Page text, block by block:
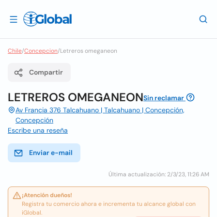
Chile/Concepcion/Letreros omeganeon
Compartir
LETREROS OMEGANEONSin reclamar
Av Francia 376 Talcahuano | Talcahuano | Concepción,
Concepción
Escribe una reseña
Enviar e-mail
Última actualización: 2/3/23, 11:26 AM
¡Atención dueños!
Registra tu comercio ahora e incrementa tu alcance global con
iGlobal.